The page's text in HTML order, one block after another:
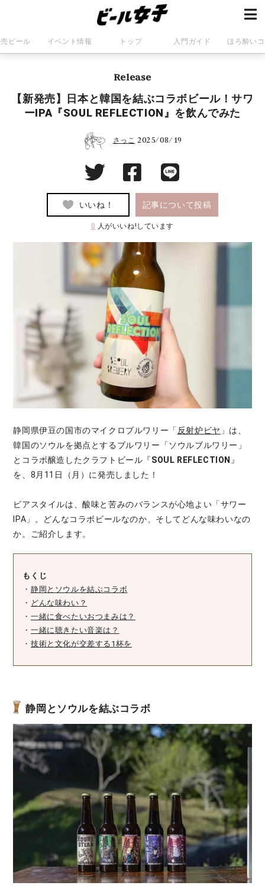
ビール イベント情報 トップ 入門ガイド ほろ酔い
Release
【新発売】日本と韓国を結ぶコラボビール！サワ
ーIPA『SOUL REFLECTION』を飲んでみた
さっこ 2025/08/19
いいね！ 記事について投稿
0 人がいいね!しています
静岡県伊豆の国市のマイクロブルワリー「 反射炉ビヤ 」は、
韓国のソウルを拠点とするブルワリー「ソウルブルワリー」
とコラボ醸造したクラフトビール『SOUL REFLECTION 』
を、8月11日（月）に発売しました！
ビアスタイルは、酸味と苦みのバランスが心地よい「サワー
IPA」。どんなコラボビールなのか、そしてどんな味わいなの
か。ご紹介します。
もくじ
・ 静岡とソウルを結ぶコラボ
・ どんな味わい？
・ 一緒に食べたいおつまみは？
・ 一緒に聴きたい音楽は？
・ 技術と文化が交差する1杯を
静岡とソウルを結ぶコラボ